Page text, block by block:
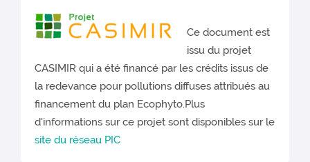
es_V
Ce document est
issu du projet
CASIMIR qui a été financé par les crédits issus de
la redevance pour pollutions diffuses attribués au
financement du plan Ecophyto.Plus
d'informations sur ce projet sont disponibles sur le
site du réseau PIC